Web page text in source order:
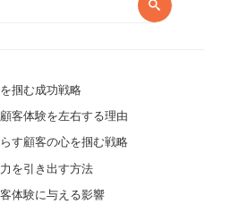
掴む成功戦略
客体験を左右する理由
す顧客の心を掴む戦略
を引き出す方法
体験に与える影響